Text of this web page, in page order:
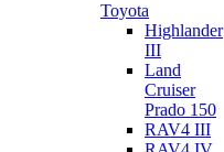
Toyota
Highlander
III
Land
Cruiser
Prado 150
RAV4 III